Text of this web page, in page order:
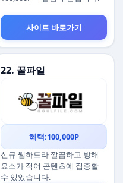
사이트 바로가기
22. 꿀파일
혜택:100,000P
신규 웹하드라 깔끔하고 방해
요소가 적어 콘텐츠에 집중할
수 있었습니다.